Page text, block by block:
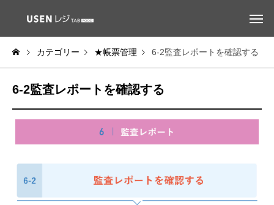
カテゴリー ★帳票管理 6-2監査レポートを確認する
6-2監査レポートを確認する